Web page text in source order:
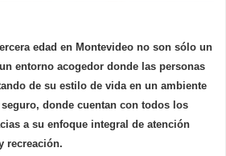
edad en Montevideo no son sólo un
entorno acogedor donde las personas
de su estilo de vida en un ambiente
donde cuentan con todos los
a su enfoque integral de atención
recreación.